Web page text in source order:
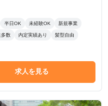
半日OK 未経験OK 新規事業
多数 内定実績あり 髪型自由
求人を見る